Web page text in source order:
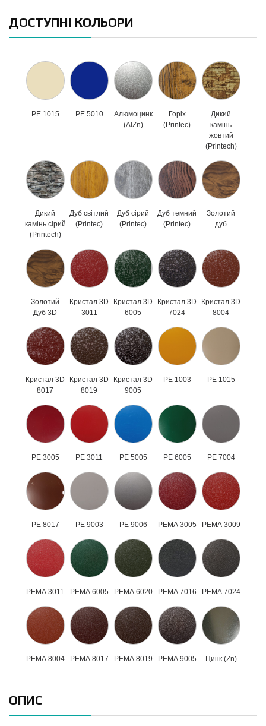
ДОСТУПНІ КОЛЬОРИ
PE 1015 PE 5010
Алюмоцинк
(AlZn)
Горіх
(Printec)
Дикий
камінь
жовтий
(Printech)
Дикий
камінь сірий
(Printech)
Дуб світлий
(Printec)
Дуб сірий
(Printec)
Дуб темний
(Printec)
Золотий
дуб
Золотий
Дуб 3D
Кристал 3D
3011
Кристал 3D
6005
Кристал 3D
7024
Кристал 3D
8004
Кристал 3D
8017
Кристал 3D
8019
Кристал 3D
9005
РЕ 1003 РЕ 1015
РЕ 3005 РЕ 3011 РЕ 5005 РЕ 6005 РЕ 7004
РЕ 8017 РЕ 9003 РЕ 9006 РЕМА 3005 РЕМА 3009
РЕМА 3011 РЕМА 6005 РЕМА 6020 РЕМА 7016 РЕМА 7024
РЕМА 8004 РЕМА 8017 РЕМА 8019 РЕМА 9005 Цинк (Zn)
ОПИС